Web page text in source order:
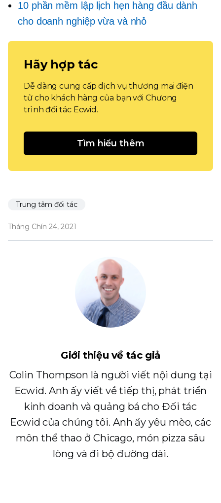
10 phần mềm lập lịch hẹn hàng đầu dành
cho doanh nghiệp vừa và nhỏ
Hãy hợp tác
Dễ dàng cung cấp dịch vụ thương mại điện
tử cho khách hàng của bạn với Chương
trình đối tác Ecwid.
Tìm hiểu thêm
Trung tâm đối tác
Tháng Chín 24, 2021
Giới thiệu về tác giả
Colin Thompson là người viết nội dung tại
Ecwid. Anh ấy viết về tiếp thị, phát triển
kinh doanh và quảng bá cho Đối tác
Ecwid của chúng tôi. Anh ấy yêu mèo, các
môn thể thao ở Chicago, món pizza sâu
lòng và đi bộ đường dài.